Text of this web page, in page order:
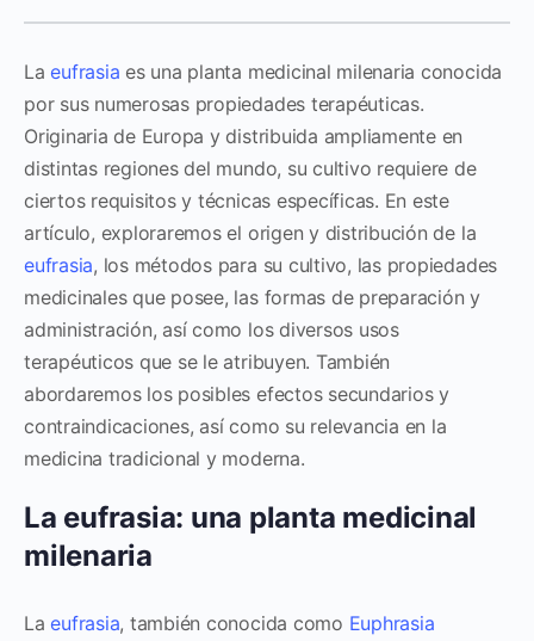
Laeufrasia es una planta medicinal milenaria conocida
por sus numerosas propiedades terapéuticas.
Originaria de Europa y distribuida ampliamente en
distintas regiones del mundo, su cultivo requiere de
ciertos requisitos y técnicas específicas. En este
artículo, exploraremos el origen y distribución de la
eufrasia, los métodos para su cultivo, las propiedades
medicinales que posee, las formas de preparación y
administración, así como los diversos usos
terapéuticos que se le atribuyen. También
abordaremos los posibles efectos secundarios y
contraindicaciones, así como su relevancia en la
medicina tradicional y moderna.
La eufrasia: una planta medicinal
milenaria
Laeufrasia, también conocida como Euphrasia